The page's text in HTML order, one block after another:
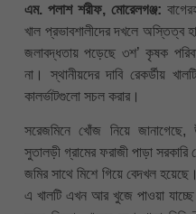
এম. পলাশ শরীফ, মোরেলগঞ্জ:
খাল প্রভাবশালীদের দখলে অস্তিত্ব
জলাবদ্ধতায় পড়েছে ৩শ’ কৃষক
না। স্থানীয়দের দাবি রেকর্ডীয়
কালর্ভাটগুলো সচল করার।
সরেজমিনে খোঁজ নিয়ে জানাগেছে,
সুতালড়ী গ্রামের ফরাজী পাড়া সরকারি
জমির সাথে মিশে গিয়ে বেদখল
এ খালটি এখন আর খুজে পাওয়া যাচ্ছে